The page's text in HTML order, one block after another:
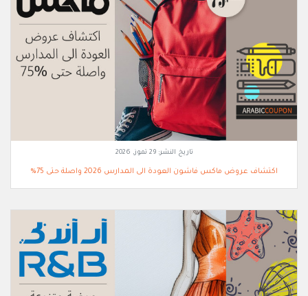
تاريخ النشر:29 تموز, 2026
اكتشاف عروض ماكس فاشون العودة الى المدارس 2026 واصلة حتى 75%